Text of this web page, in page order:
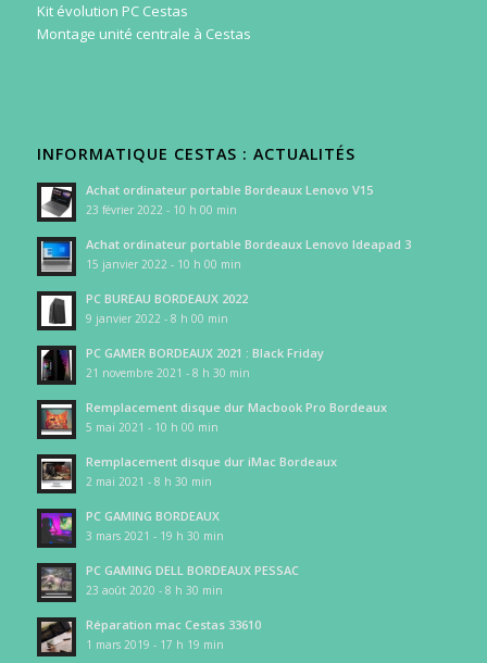
Kit évolution PC Cestas
Montage unité centrale à Cestas
INFORMATIQUE CESTAS : ACTUALITÉS
Achat ordinateur portable Bordeaux Lenovo V15
23 février 2022 - 10 h 00 min
Achat ordinateur portable Bordeaux Lenovo Ideapad 3
15 janvier 2022 - 10 h 00 min
PC BUREAU BORDEAUX 2022
9 janvier 2022 - 8 h 00 min
PC GAMER BORDEAUX 2021 : Black Friday
21 novembre 2021 - 8 h 30 min
Remplacement disque dur Macbook Pro Bordeaux
5 mai 2021 - 10 h 00 min
Remplacement disque dur iMac Bordeaux
2 mai 2021 - 8 h 30 min
PC GAMING BORDEAUX
3 mars 2021 - 19 h 30 min
PC GAMING DELL BORDEAUX PESSAC
23 août 2020 - 8 h 30 min
Réparation mac Cestas 33610
1 mars 2019 - 17 h 19 min